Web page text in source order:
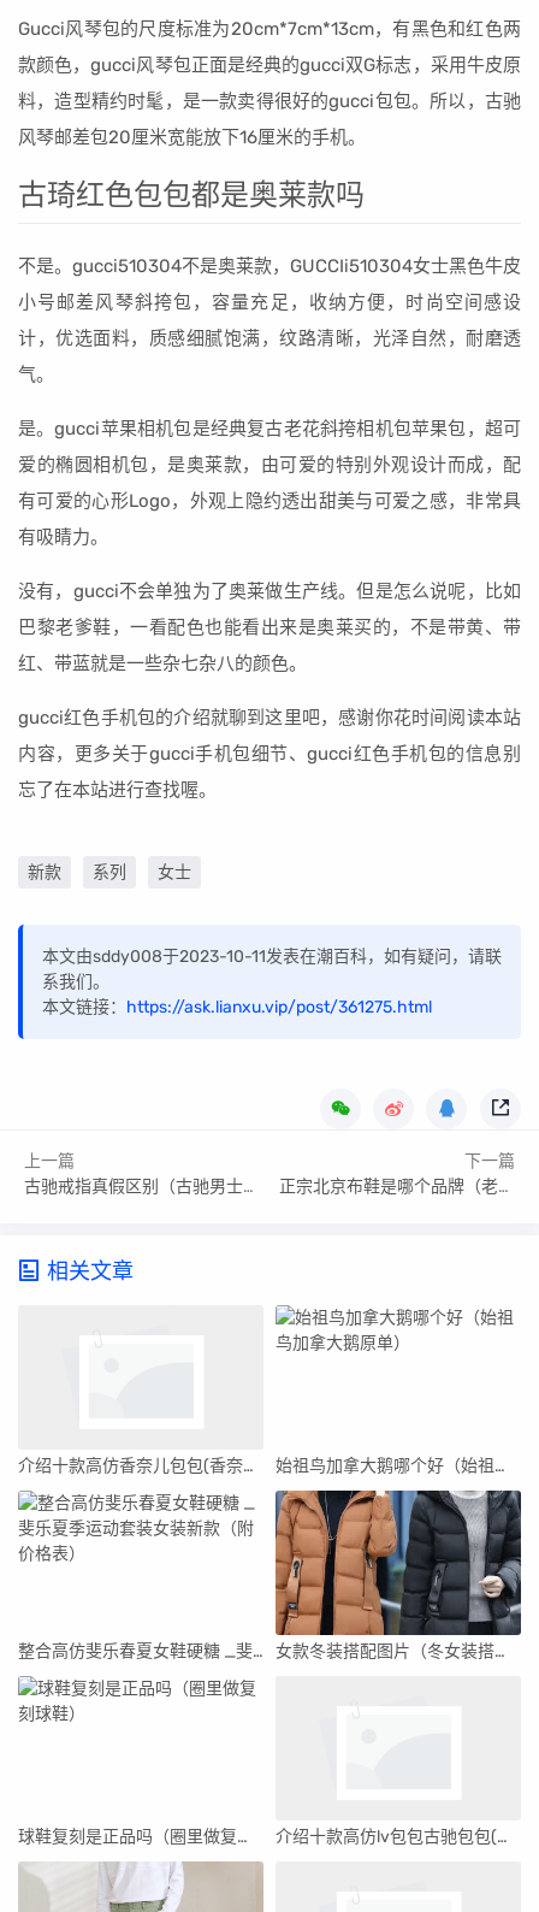
Gucci风琴包的尺度标准为20cm*7cm*13cm，有黑色和红色两
款颜色，gucci风琴包正面是经典的gucci双G标志，采用牛皮原
料，造型精约时髦，是一款卖得很好的gucci包包。所以，古驰
风琴邮差包20厘米宽能放下16厘米的手机。
古琦红色包包都是奥莱款吗
不是。gucci510304不是奥莱款，GUCCIi510304女士黑色牛皮
小号邮差风琴斜挎包，容量充足，收纳方便，时尚空间感设
计，优选面料，质感细腻饱满，纹路清晰，光泽自然，耐磨透
气。
是。gucci苹果相机包是经典复古老花斜挎相机包苹果包，超可
爱的椭圆相机包，是奥莱款，由可爱的特别外观设计而成，配
有可爱的心形Logo，外观上隐约透出甜美与可爱之感，非常具
有吸睛力。
没有，gucci不会单独为了奥莱做生产线。但是怎么说呢，比如
巴黎老爹鞋，一看配色也能看出来是奥莱买的，不是带黄、带
红、带蓝就是一些杂七杂八的颜色。
gucci红色手机包的介绍就聊到这里吧，感谢你花时间阅读本站
内容，更多关于gucci手机包细节、gucci红色手机包的信息别
忘了在本站进行查找喔。
新款 系列 女士
本文由sddy008于2023-10-11发表在潮百科，如有疑问，请联
系我们。
本文链接： https://ask.lianxu.vip/post/361275.html
上一篇
古驰戒指真假区别（古驰男士戒指高仿）
下一篇
正宗北京布鞋是哪个品牌（老北京布鞋有哪些牌子）
相关文章
介绍十款高仿香奈儿包包(香奈儿包包官网) 始祖鸟加拿大鹅哪个好（始祖鸟加拿大鹅原单）
整合高仿斐乐春夏女鞋硬糖 _斐乐夏季运动套装女装新款（附价格表） 女款冬装搭配图片（冬女装搭配）
球鞋复刻是正品吗（圈里做复刻球鞋） 介绍十款高仿lv包包古驰包包(广州有卖lv包或者古驰包吗)